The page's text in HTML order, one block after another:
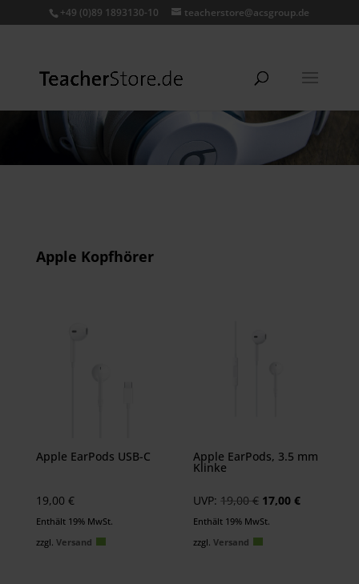
+49 (0)89 1893130-10 teacherstore@acsgroup.de
Apple Kopfhörer
Apple EarPods USB-C
19,00 €
Enthält 19% MwSt.
zzgl. Versand
Apple EarPods, 3.5 mm
Klinke
UVP: 19,00€ Ursprünglicher
Preis
war:
17,00€Aktueller
Enthält 19% MwSt.
zzgl.Versand